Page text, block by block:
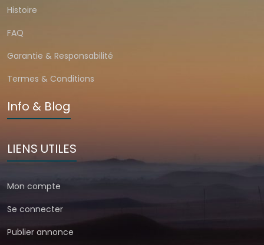
Histoire
FAQ
Garantie & Responsabilité
Termes & Conditions
Info & Blog
LIENS UTILES
Mon compte
Se connecter
Publier annonce